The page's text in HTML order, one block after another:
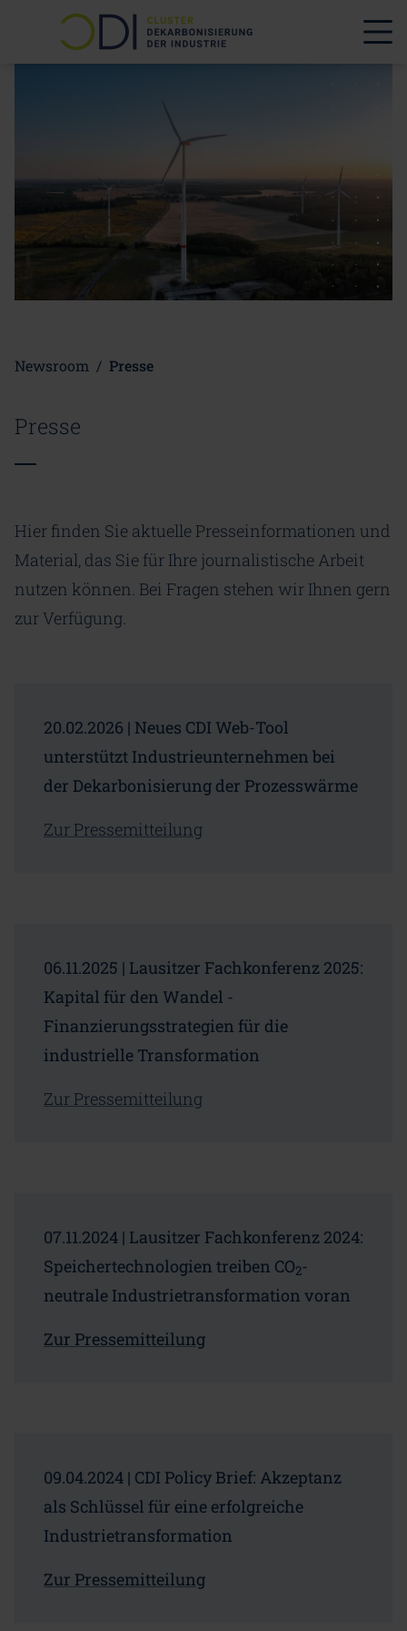
Newsroom / Presse
Presse
Hier finden Sie aktuelle Presseinformationen und
Material, das Sie für Ihre journalistische Arbeit
nutzen können. Bei Fragen stehen wir Ihnen gern
zur Verfügung.
20.02.2026 | Neues CDI Web-Tool
unterstützt Industrieunternehmen bei
der Dekarbonisierung der Prozesswärme
Zur Pressemitteilung
06.11.2025 | Lausitzer Fachkonferenz 2025:
Kapital für den Wandel -
Finanzierungsstrategien für die
industrielle Transformation
Zur Pressemitteilung
07.11.2024 | Lausitzer Fachkonferenz 2024:
Speichertechnologien treiben CO2-
neutrale Industrietransformation voran
Zur Pressemitteilung
09.04.2024 | CDI Policy Brief: Akzeptanz
als Schlüssel für eine erfolgreiche
Industrietransformation
Zur Pressemitteilung